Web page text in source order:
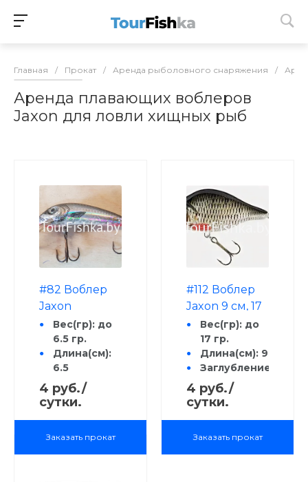
Главная / Прокат / Аренда рыболовного снаряжения /
Аренда плавающих воблеров
Jaxon для ловли хищных рыб
#82 Воблер
Jaxon
плавающий
Вес(гр): до
6.5 гр.
Длина(см):
6.5
Заглубление
(м): 1 - 2
Жерех,
Щука, Сом,
4 руб./
сутки.
Заказать прокат
#112 Воблер
Jaxon 9 см, 17
гр., 0.5 - 2.5 м
плавающий
Вес(гр): до
17 гр.
Длина(см): 9
Заглубление
(м): 0.5 - 2.5
Рыба:
Щука, Сом,
Окунь,
4 руб./
сутки.
Заказать прокат